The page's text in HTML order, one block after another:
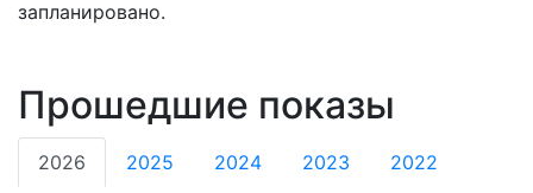
запланировано.
Прошедшие показы
2026 2025 2024 2023 2022